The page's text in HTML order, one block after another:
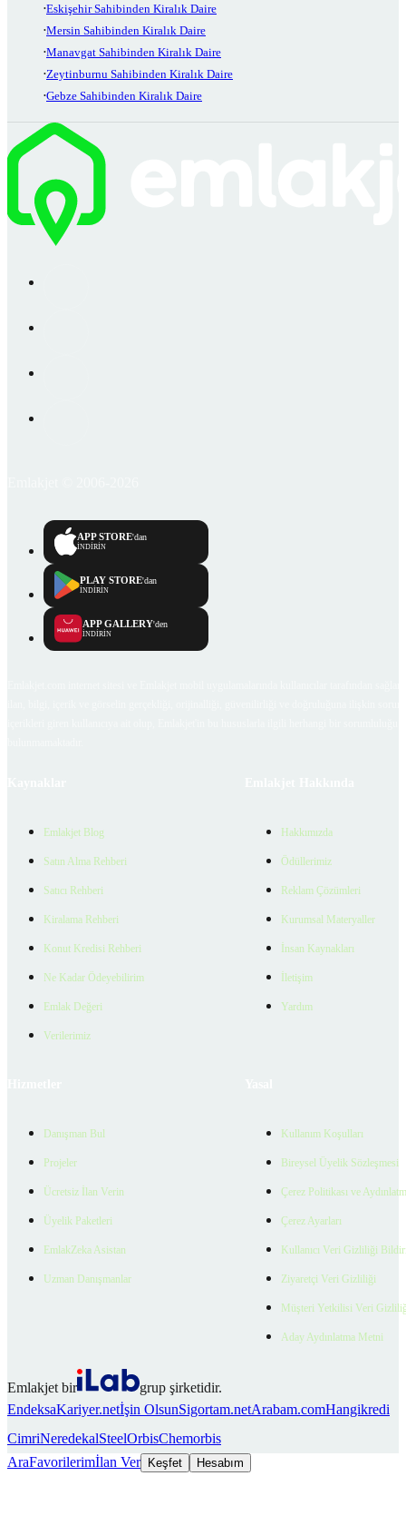
Eskişehir Sahibinden Kiralık Daire
Mersin Sahibinden Kiralık Daire
Manavgat Sahibinden Kiralık Daire
Zeytinburnu Sahibinden Kiralık Daire
Gebze Sahibinden Kiralık Daire
APP STORE'dan
İNDİRİN
PLAY STORE'dan
İNDİRİN
APP GALLERY'den
İNDİRİN
Emlakjet Blog
Satın Alma Rehberi
Satıcı Rehberi
Kiralama Rehberi
Konut Kredisi Rehberi
Ne Kadar Ödeyebilirim
Emlak Değeri
Verilerimiz
Hakkımızda
Ödüllerimiz
Reklam Çözümleri
Kurumsal Materyaller
İnsan Kaynakları
İletişim
Yardım
Danışman Bul
Projeler
Ücretsiz İlan Verin
Üyelik Paketleri
EmlakZeka Asistan
Uzman Danışmanlar
Kullanım Koşulları
Bireysel Üyelik Sözleşmesi
Çerez Politikası ve
Çerez Ayarları
Kullanıcı Veri Gizliliği
Ziyaretçi Veri Gizliliği
Müşteri Yetkilisi Veri
Aday Aydınlatma Metni
Emlakjet bir
grup şirketidir.
EndeksaKariyer.netİşin OlsunSigortam.netArabam.comHangikredi
CimriNeredekalSteelOrbisChemorbis
AraFavorilerimİlan Ver Keşfet Hesabım